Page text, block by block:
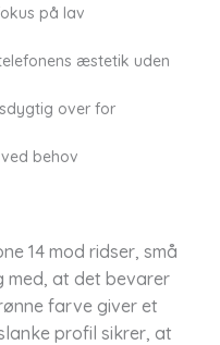
på lav
æstetik uden
over for
behov
14 mod ridser, små
med, at det bevarer
farve giver et
profil sikrer, at